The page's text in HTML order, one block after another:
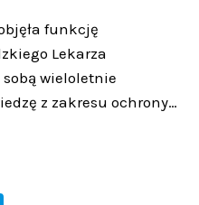
funkcję
Lekarza
sobą wieloletnie
z zakresu ochrony…